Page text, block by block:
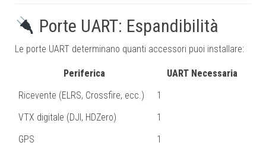
Porte UART: Espandibilità
Le porte UART determinano quanti accessori puoi installare:
Periferica
UART Necessaria
Ricevente (ELRS, Crossfire, ecc.)
1
VTX digitale (DJI, HDZero)
1
GPS
1